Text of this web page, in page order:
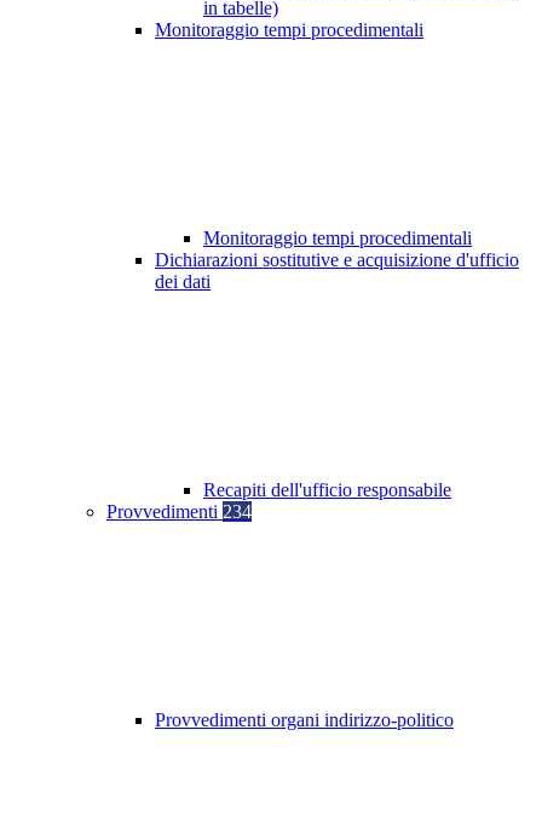
in tabelle)
Monitoraggio tempi procedimentali
Monitoraggio tempi procedimentali
Dichiarazioni sostitutive e acquisizione d'ufficio
dei dati
Recapiti dell'ufficio responsabile
Provvedimenti 234
Provvedimenti organi indirizzo-politico